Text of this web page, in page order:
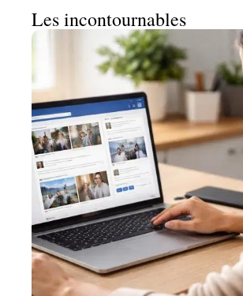
Les incontournables